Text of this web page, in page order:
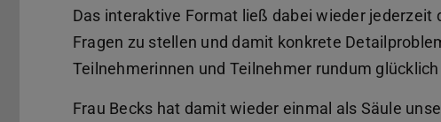
Das interaktive Format ließ dabei wieder jederzeit
Fragen zu stellen und damit konkrete
Teilnehmerinnen und Teilnehmer rundum
Frau Becks hat damit wieder einmal als Säule